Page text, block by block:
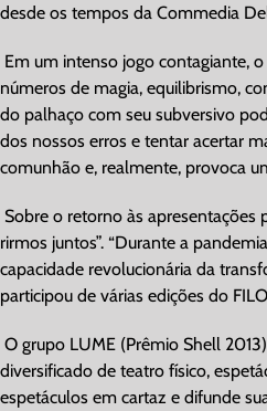
desde os tempos da Commedia
Em um intenso jogo contagiante,
números de magia, equilibrismo,
do palhaço com seu subversivo
dos nossos erros e tentar acertar
comunhão e, realmente, provoca
Sobre o retorno às
rirmos juntos”. “Durante a
capacidade revolucionária da
participou de várias edições do
O grupo LUME (Prêmio Shell
diversificado de teatro físico,
espetáculos em cartaz e difunde